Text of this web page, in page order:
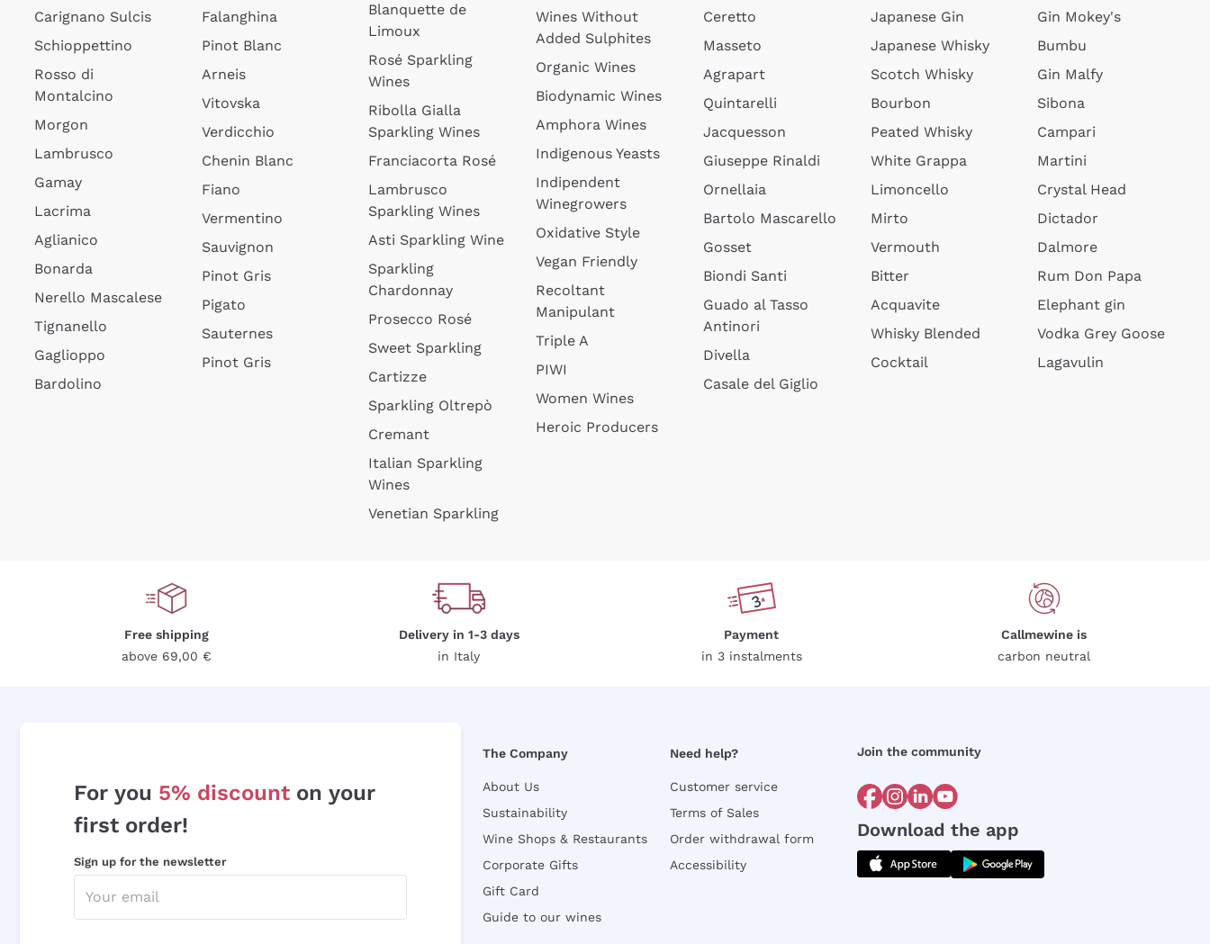
Carignano Sulcis
Schioppettino
Rosso di
Montalcino
Morgon
Lambrusco
Gamay
Lacrima
Aglianico
Bonarda
Nerello Mascalese
Tignanello
Gaglioppo
Bardolino
Falanghina
Pinot Blanc
Arneis
Vitovska
Verdicchio
Chenin Blanc
Fiano
Vermentino
Sauvignon
Pinot Gris
Pigato
Sauternes
Pinot Gris
Blanquette de
Limoux
Rosé Sparkling
Wines
Ribolla Gialla
Sparkling Wines
Franciacorta Rosé
Lambrusco
Sparkling Wines
Asti Sparkling Wine
Sparkling
Chardonnay
Prosecco Rosé
Sweet Sparkling
Cartizze
Sparkling Oltrepò
Cremant
Italian Sparkling
Wines
Venetian Sparkling
Wines Without
Added Sulphites
Organic Wines
Biodynamic Wines
Amphora Wines
Indigenous Yeasts
Indipendent
Winegrowers
Oxidative Style
Vegan Friendly
Recoltant
Manipulant
Triple A
PIWI
Women Wines
Heroic Producers
Ceretto
Masseto
Agrapart
Quintarelli
Jacquesson
Giuseppe Rinaldi
Ornellaia
Bartolo Mascarello
Gosset
Biondi Santi
Guado al Tasso
Antinori
Divella
Casale del Giglio
Japanese Gin
Japanese Whisky
Scotch Whisky
Bourbon
Peated Whisky
White Grappa
Limoncello
Mirto
Vermouth
Bitter
Acquavite
Whisky Blended
Cocktail
Gin Mokey's
Bumbu
Gin Malfy
Sibona
Campari
Martini
Crystal Head
Dictador
Dalmore
Rum Don Papa
Elephant gin
Vodka Grey Goose
Lagavulin
Free shipping
above 69,00 €
Delivery in 1-3 days
in Italy
Payment
in 3 instalments
Callmewine is
carbon neutral
For you 5% discount on your
first order!
Sign up for the newsletter
The Company
About Us
Sustainability
Wine Shops & Restaurants
Corporate Gifts
Gift Card
Guide to our wines
Need help?
Customer service
Terms of Sales
Order withdrawal form
Accessibility
Join the community
Download the app